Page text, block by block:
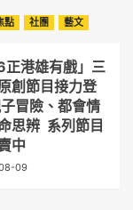
點 社團 藝文
正港雄有戲」三
創節目接力登
冒險、都會情
思辨 系列節目
中
09